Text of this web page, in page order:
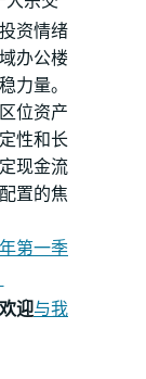
资情绪
办公楼
力量。
位资产
性和长
现金流
置的焦
年第一季
迎与我